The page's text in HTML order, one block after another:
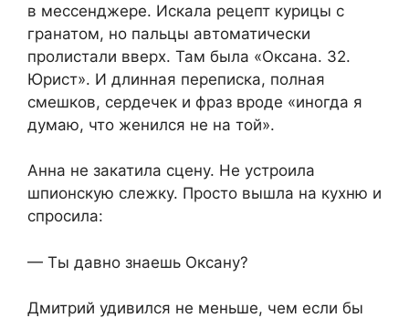
в мессенджере. Искала рецепт курицы с
гранатом, но пальцы автоматически
пролистали вверх. Там была «Оксана. 32.
Юрист». И длинная переписка, полная
смешков, сердечек и фраз вроде «иногда я
думаю, что женился не на той».
Анна не закатила сцену. Не устроила
шпионскую слежку. Просто вышла на кухню и
спросила:
— Ты давно знаешь Оксану?
Дмитрий удивился не меньше, чем если бы